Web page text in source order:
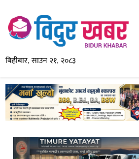
बिहीबार, साउन २१, २०८३